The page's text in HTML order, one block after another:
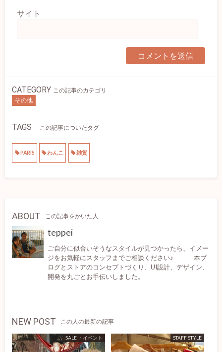
サイト
CATEGORY この記事のカテゴリ
その他
TAGS この記事についたタグ
PARIS わんこ 雑貨
ABOUT この記事をかいた人
teppei
ご自分に似合いそうなスタイルが見つかったら、イメー
ジをお気軽にスタッフまでご相談ください♪ 本ブ
ログとストアのコンセプトづくり、UI設計、デザイン、
開発を丸ごとお手伝いしました。
NEW POST この人の最新の記事
SALE ・イベント STAFF STYLE